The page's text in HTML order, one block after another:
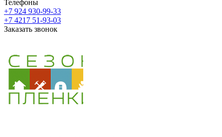
Телефоны
+7 924 930-99-33
+7 4217 51-93-03
Заказать звонок